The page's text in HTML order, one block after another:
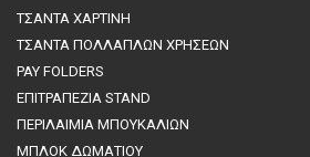
ΤΣΑΝΤΑ ΧΑΡΤΙΝΗ
ΤΣΑΝΤΑ ΠΟΛΛΑΠΛΩΝ ΧΡΗΣΕΩΝ
PAY FOLDERS
ΕΠΙΤΡΑΠΕΖΙΑ STAND
ΠΕΡΙΛΑΙΜΙΑ ΜΠΟΥΚΑΛΙΩΝ
MΠΛΟΚ ΔΩΜΑΤΙΟΥ